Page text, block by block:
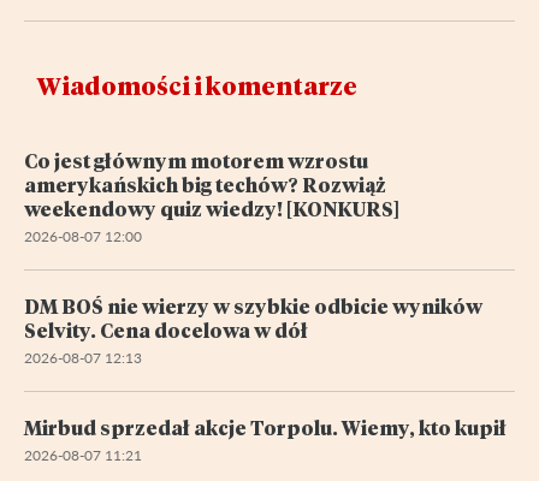
Wiadomości i komentarze
Co jest głównym motorem wzrostu
amerykańskich big techów? Rozwiąż
weekendowy quiz wiedzy! [KONKURS]
2026-08-07 12:00
DM BOŚ nie wierzy w szybkie odbicie wyników
Selvity. Cena docelowa w dół
2026-08-07 12:13
Mirbud sprzedał akcje Torpolu. Wiemy, kto kupił
2026-08-07 11:21